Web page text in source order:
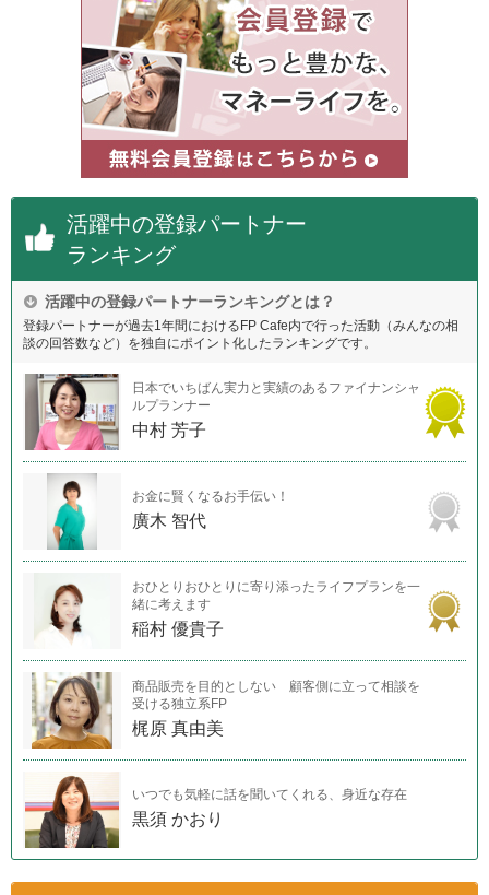
活躍中の登録パートナー
ランキング
活躍中の登録パートナーランキングとは？
登録パートナーが過去1年間におけるFP Cafe内で行った活動（みんなの相
談の回答数など）を独自にポイント化したランキングです。
日本でいちばん実力と実績のあるファイナンシャ
ルプランナー
中村 芳子
お金に賢くなるお手伝い！
廣木 智代
おひとりおひとりに寄り添ったライフプランを一
緒に考えます
稲村 優貴子
商品販売を目的としない 顧客側に立って相談を
受ける独立系FP
梶原 真由美
いつでも気軽に話を聞いてくれる、身近な存在
黒須 かおり